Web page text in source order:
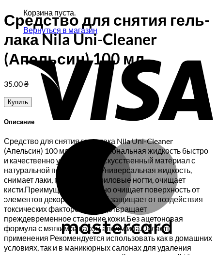
Корзина пуста.
Вернуться в магазин
Средство для снятия гель-
лака Nila Uni-Cleaner
(Апельсин) 100 мл
35.00₴
Купить
Описание
Средство для снятия гель-лака Nila Uni-Cleaner
(Апельсин) 100 мл – профессиональная жидкость быстро
и качественно удаляющая искусственный материал с
натуральной поверхности. Универсальная жидкость,
снимает лаки, гель-лаки, акриловые ногти, очищает
кисти.Преимущества Отлично очищает поверхность от
элементов декора.Витамин Е защищает от воздействия
токсических факторов и предотвращает
преждевременное старение кожи.Без ацетоновая
формула с мягким запахом апельсина.Область
применения Рекомендуется использовать как в домашних
условиях, так и в маникюрных салонах для удаления